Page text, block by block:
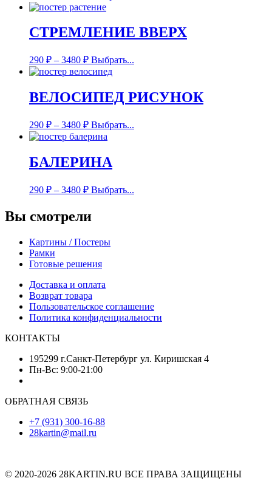
СТРЕМЛЕНИЕ ВВЕРХ
290 ₽ – 3480 ₽ Выбрать...
ВЕЛОСИПЕД РИСУНОК
290 ₽ – 3480 ₽ Выбрать...
БАЛЕРИНА
290 ₽ – 3480 ₽ Выбрать...
Вы смотрели
Картины / Постеры
Рамки
Готовые решения
Доставка и оплата
Возврат товара
Пользовательское соглашение
Политика конфиденциальности
КОНТАКТЫ
195299 г.Санкт-Петербург ул. Киришская 4
Пн-Вс: 9:00-21:00
ОБРАТНАЯ СВЯЗЬ
+7 (931) 300-16-88
28kartin@mail.ru
© 2020-2026 28KARTIN.RU ВСЕ ПРАВА ЗАЩИЩЕНЫ